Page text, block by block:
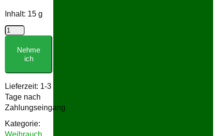
Inhalt: 15g
Labdanum
Menge
Nehme
ich
Lieferzeit: 1-3
Tage nach
Zahlungseingang
Kategorie: